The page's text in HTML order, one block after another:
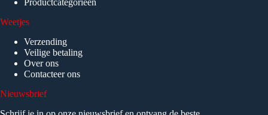
Productcategorieën
Weetjes
Verzending
Veilige betaling
Over ons
Contacteer ons
Nieuwsbrief